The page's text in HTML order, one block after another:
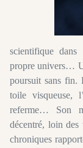
scientifique dans
propre univers…
poursuit sans fin.
toile visqueuse,
referme… Son
décentré, loin
chroniques